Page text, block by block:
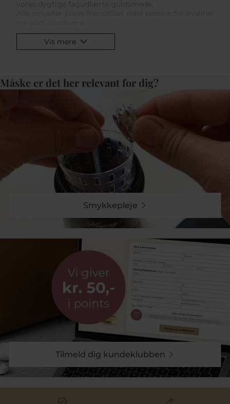
Vi fremstiller også smykker af dit gamle guld, disse
ender påvarenr. 25 og 26
vist excl. guld.
Vis mere
Måske er det her relevant for dig?
Smykkepleje
Tilmeld dig kundeklubben